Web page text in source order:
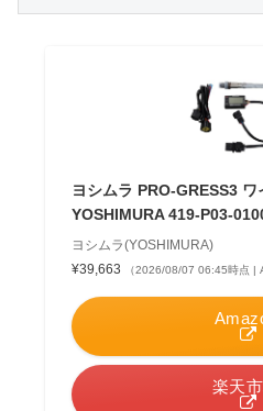
ヨシムラ PRO-GRESS3
YOSHIMURA 419-P03-
ヨシムラ(YOSHIMURA)
¥39,663
（2026/08/07 06:45時点 |
楽天